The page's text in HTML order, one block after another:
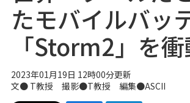
たモバイルバッ
「Storm2」を
2023年01月19日 12時00分更新
文● T教授 撮影●T教授 編集●ASCII